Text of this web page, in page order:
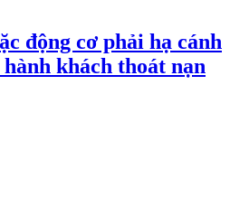
động cơ phải hạ cánh
khách thoát nạn